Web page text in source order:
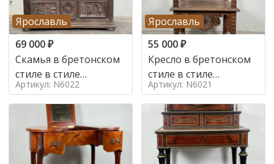
Ярославль
69 000₽
Скамья в бретонском
стиле в стиле
Артикул: N6022
Ярославль
55 000₽
Кресло в бретонском
стиле в стиле
Артикул: N6021